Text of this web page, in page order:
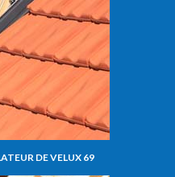
DE VELUX 69